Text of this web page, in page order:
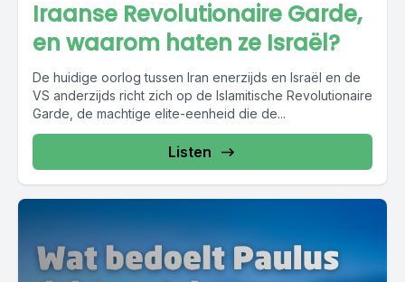
Iraanse Revolutionaire Garde,
en waarom haten ze Israël?
De huidige oorlog tussen Iran enerzijds en Israël en de
VS anderzijds richt zich op de Islamitische Revolutionaire
Garde, de machtige elite-eenheid die de...
Listen